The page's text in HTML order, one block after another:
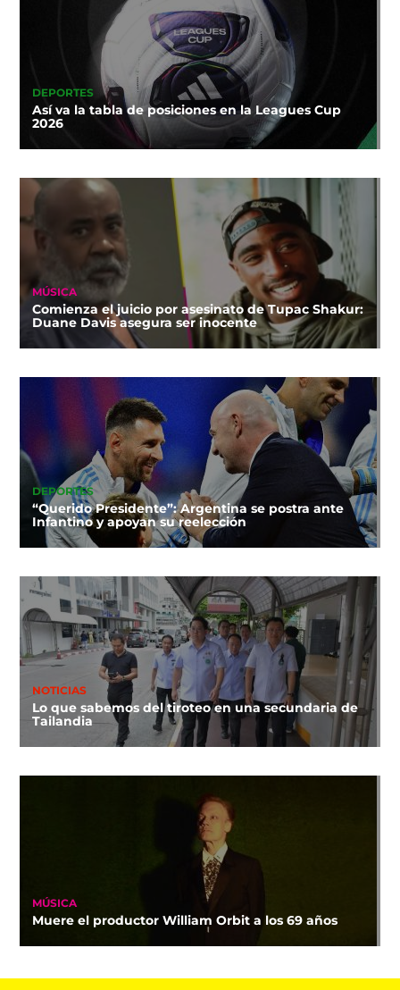
DEPORTES
Así va la tabla de posiciones en la Leagues Cup
2026
MÚSICA
Comienza el juicio por asesinato de Tupac Shakur:
Duane Davis asegura ser inocente
DEPORTES
“Querido Presidente”: Argentina se postra ante
Infantino y apoyan su reelección
NOTICIAS
Lo que sabemos del tiroteo en una secundaria de
Tailandia
MÚSICA
Muere el productor William Orbit a los 69 años